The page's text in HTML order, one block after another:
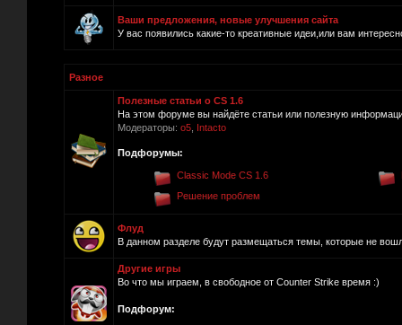
Ваши предложения, новые улучшения сайта
У вас появились какие-то креативные идеи,или вам
Разное
Полезные статьи о CS 1.6
На этом форуме вы найдёте статьи или полезную
Модераторы: o5 Intacto
Подфорумы:
Classic Mode CS 1.6
Решение проблем
Флуд
В данном разделе будут размещаться темы, которые не
Другие игры
Во что мы играем, в свободное от Counter Strike время :)
Подфорум: